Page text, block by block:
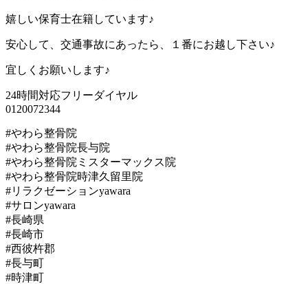
嬉しい保育士在籍しています♪
安心して、交通事故にあったら、１番にお越し下さい♪
宜しくお願いします♪
24時間対応フリーダイヤル
0120072344
#やわら整骨院
#やわら整骨院長与院
#やわら整骨院ミスターマックス院
#やわら整骨院時津久留里院
#リラクゼーションyawara
#サロンyawara
#長崎県
#長崎市
#西彼杵郡
#長与町
#時津町